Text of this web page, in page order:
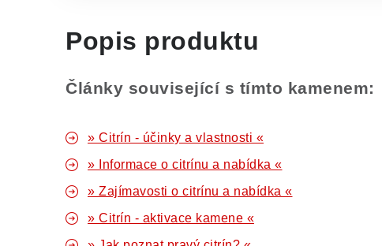
Popis produktu
Články související s tímto kamenem:
» Citrín - účinky a vlastnosti «
» Informace o citrínu a nabídka «
» Zajímavosti o citrínu a nabídka «
» Citrín - aktivace kamene «